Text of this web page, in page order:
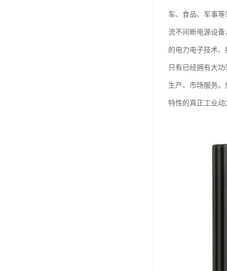
车、食品、军事
流不间断电源设
的电力电子技术
只有已经拥有大
生产、市场服务
特性的真正工业动